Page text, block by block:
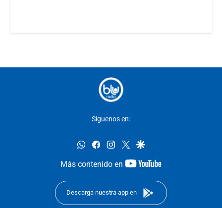
Síguenos en:
whatsappfacebookinstagram
twittergoogle
Más contenido en
youtube-
Descarga nuestra app en